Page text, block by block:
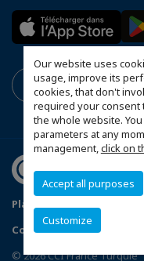
Our website uses
usage, improve its
cookies, that don't
required your consent
the whole website.
parameters at any
management,click on
Accept all purposes
Customize
Plan du site
Configurer vos
© 2026 CCI France Turquie